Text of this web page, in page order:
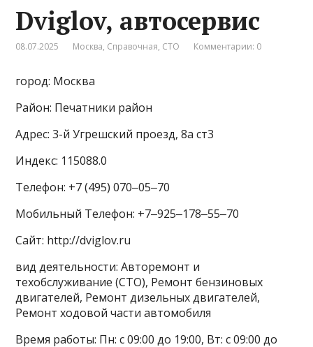
Dviglov, автосервис
08.07.2025 Москва, Справочная, СТО Комментарии: 0
город: Москва
Район: Печатники район
Адрес: 3-й Угрешский проезд, 8а ст3
Индекс: 115088.0
Телефон: +7 (495) 070‒05‒70
Мобильный Телефон: +7‒925‒178‒55‒70
Сайт: http://dviglov.ru
вид деятельности: Авторемонт и
техобслуживание (СТО), Ремонт бензиновых
двигателей, Ремонт дизельных двигателей,
Ремонт ходовой части автомобиля
Время работы: Пн: с 09:00 до 19:00, Вт: с 09:00 до